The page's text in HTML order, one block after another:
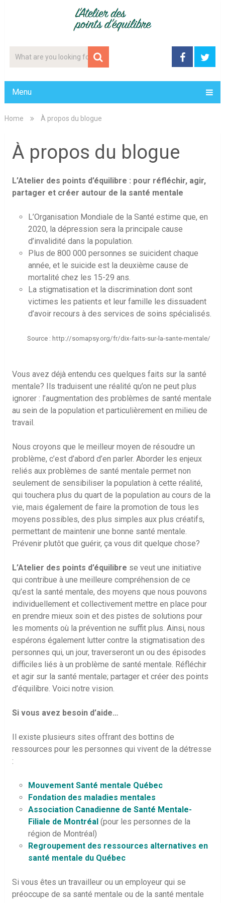
Menu
Home À propos du blogue
À propos du blogue
L’Atelier des points d’équilibre : pour réfléchir, agir,
partager et créer autour de la santé mentale
L’Organisation Mondiale de la Santé estime que, en
2020, la dépression sera la principale cause
d’invalidité dans la population.
Plus de 800 000 personnes se suicident chaque
année, et le suicide est la deuxième cause de
mortalité chez les 15-29 ans.
La stigmatisation et la discrimination dont sont
victimes les patients et leur famille les dissuadent
d’avoir recours à des services de soins spécialisés.
Source : http://somapsy.org/fr/dix-faits-sur-la-sante-mentale/
Vous avez déjà entendu ces quelques faits sur la santé
mentale? Ils traduisent une réalité qu’on ne peut plus
ignorer : l’augmentation des problèmes de santé mentale
au sein de la population et particulièrement en milieu de
travail.
Nous croyons que le meilleur moyen de résoudre un
problème, c’est d’abord d’en parler. Aborder les enjeux
reliés aux problèmes de santé mentale permet non
seulement de sensibiliser la population à cette réalité,
qui touchera plus du quart de la population au cours de la
vie, mais également de faire la promotion de tous les
moyens possibles, des plus simples aux plus créatifs,
permettant de maintenir une bonne santé mentale.
Prévenir plutôt que guérir, ça vous dit quelque chose?
L’Atelier des points d’équilibre se veut une initiative
qui contribue à une meilleure compréhension de ce
qu’est la santé mentale, des moyens que nous pouvons
individuellement et collectivement mettre en place pour
en prendre mieux soin et des pistes de solutions pour
les moments où la prévention ne suffit plus. Ainsi, nous
espérons également lutter contre la stigmatisation des
personnes qui, un jour, traverseront un ou des épisodes
difficiles liés à un problème de santé mentale. Réfléchir
et agir sur la santé mentale; partager et créer des points
d’équilibre. Voici notre vision.
Si vous avez besoin d’aide…
Il existe plusieurs sites offrant des bottins de
ressources pour les personnes qui vivent de la détresse
:
Mouvement Santé mentale Québec
Fondation des maladies mentales
Association Canadienne de Santé Mentale-
Filiale de Montréal (pour les personnes de la
région de Montréal)
Regroupement des ressources alternatives en
santé mentale du Québec
Si vous êtes un travailleur ou un employeur qui se
préoccupe de sa santé mentale ou de la santé mentale